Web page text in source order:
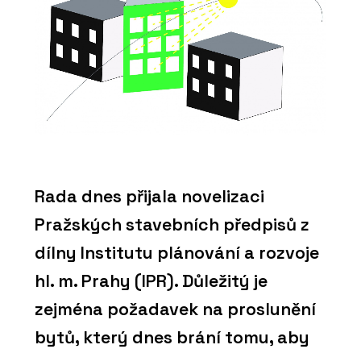
Rada dnes přijala novelizaci
Pražských stavebních předpisů z
dílny Institutu plánování a rozvoje
hl. m. Prahy (IPR). Důležitý je
zejména požadavek na proslunění
bytů, který dnes brání tomu, aby